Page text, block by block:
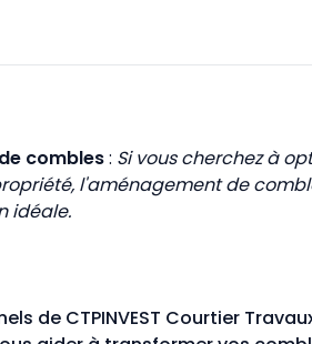
combles: Si vous cherchez à
l'aménagement de
idéale.
de CTPINVEST Courtier